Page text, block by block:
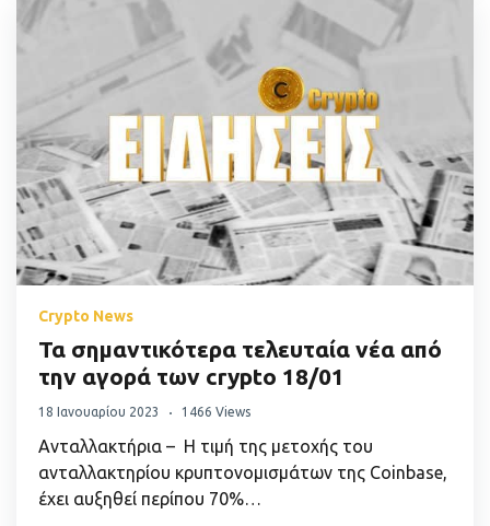
Crypto News
Τα σημαντικότερα τελευταία νέα από
την αγορά των crypto 18/01
18 Ιανουαρίου 2023 1466 Views
Ανταλλακτήρια – Η τιμή της μετοχής του
ανταλλακτηρίου κρυπτονομισμάτων της Coinbase,
έχει αυξηθεί περίπου 70%…